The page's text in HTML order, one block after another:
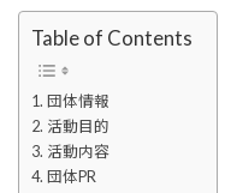
Table of Contents
団体情報
活動目的
活動内容
団体PR